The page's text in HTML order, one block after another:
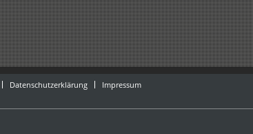
Datenschutzerklärung Impressum